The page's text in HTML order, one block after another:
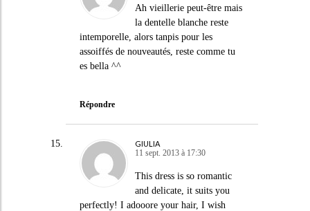
Ah vieillerie peut-être mais
la dentelle blanche reste
intemporelle, alors tanpis pour les
assoiffés de nouveautés, reste comme tu
es bella ^^
Répondre
GIULIA
11 sept. 2013 à 17:30
This dress is so romantic
and delicate, it suits you
perfectly! I adooore your hair, I wish